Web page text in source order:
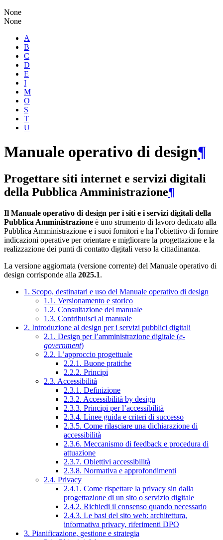
None
None
A
B
C
D
E
I
M
O
S
T
U
Manuale operativo di design¶
Progettare siti internet e servizi digitali
della Pubblica Amministrazione¶
Il Manuale operativo di design per i siti e i servizi digitali della
Pubblica Amministrazione è uno strumento di lavoro dedicato alla
Pubblica Amministrazione e i suoi fornitori e ha l’obiettivo di fornire
indicazioni operative per orientare e migliorare la progettazione e la
realizzazione dei punti di contatto digitali verso la cittadinanza.
La versione aggiornata (versione corrente) del Manuale operativo di
design corrisponde alla 2025.1.
1. Scopo, destinatari e uso del Manuale operativo di design
1.1. Versionamento e storico
1.2. Consultazione del manuale
1.3. Contribuisci al manuale
2. Introduzione al design per i servizi pubblici digitali
2.1. Design per l’amministrazione digitale (e-
government)
2.2. L’approccio progettuale
2.2.1. Buone pratiche
2.2.2. Principi
2.3. Accessibilità
2.3.1. Definizione
2.3.2. Accessibilità by design
2.3.3. Principi per l’accessibilità
2.3.4. Linee guida e criteri di successo
2.3.5. Come rilasciare una dichiarazione di
accessibilità
2.3.6. Meccanismo di feedback e procedura di
attuazione
2.3.7. Obiettivi accessibilità
2.3.8. Normativa e approfondimenti
2.4. Privacy
2.4.1. Come rispettare la privacy sin dalla
progettazione di un sito o servizio digitale
2.4.2. Richiedi il consenso quando necessario
2.4.3. Le basi del sito web: architettura,
informativa privacy, riferimenti DPO
3. Pianificazione, gestione e strategia